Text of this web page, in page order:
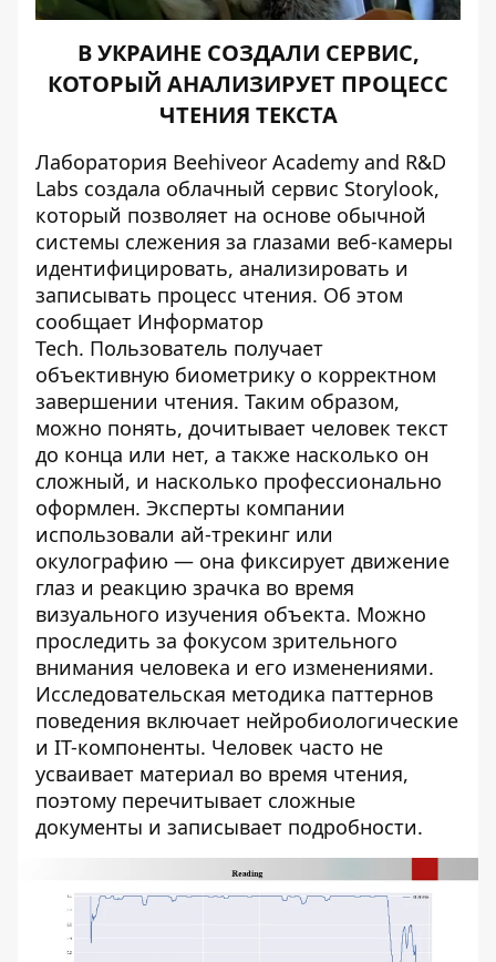
В УКРАИНЕ СОЗДАЛИ СЕРВИС,
КОТОРЫЙ АНАЛИЗИРУЕТ ПРОЦЕСС
ЧТЕНИЯ ТЕКСТА
Лаборатория Beehiveor Academy and R&D
Labs создала облачный сервис Storylook,
который позволяет на основе обычной
системы слежения за глазами веб-камеры
идентифицировать, анализировать и
записывать процесс чтения. Об этом
сообщает Информатор
Tech. Пользователь получает
объективную биометрику о корректном
завершении чтения. Таким образом,
можно понять, дочитывает человек текст
до конца или нет, а также насколько он
сложный, и насколько профессионально
оформлен. Эксперты компании
использовали ай-трекинг или
окулографию — она фиксирует движение
глаз и реакцию зрачка во время
визуального изучения объекта. Можно
проследить за фокусом зрительного
внимания человека и его изменениями.
Исследовательская методика паттернов
поведения включает нейробиологические
и IT-компоненты. Человек часто не
усваивает материал во время чтения,
поэтому перечитывает сложные
документы и записывает подробности.